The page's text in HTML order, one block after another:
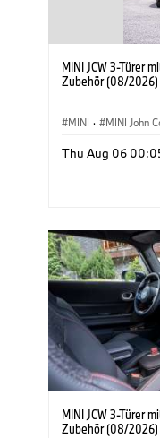
MINI JCW 3-Türer
Zubehör (08/2026)
MINI · MINI John
Thu Aug 06
MINI JCW 3-Türer
Zubehör (08/2026)